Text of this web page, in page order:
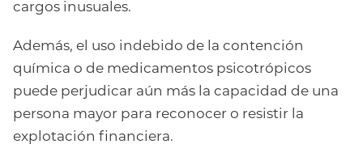
cargos inusuales.
Además, el uso indebido de la contención
química o de medicamentos psicotrópicos
puede perjudicar aún más la capacidad de una
persona mayor para reconocer o resistir la
explotación financiera.